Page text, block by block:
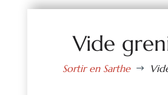
Vide
Sortir en Sarthe $